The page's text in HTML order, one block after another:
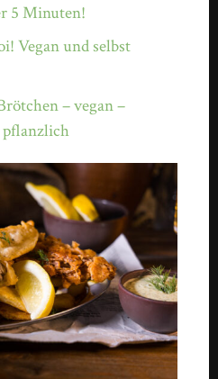
5 Minuten!
Vegan und selbst
– vegan –